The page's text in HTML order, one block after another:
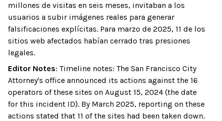
millones de visitas en seis meses, invitaban a los
usuarios a subir imágenes reales para generar
falsificaciones explícitas. Para marzo de 2025, 11 de los
sitios web afectados habían cerrado tras presiones
legales.
Editor Notes: Timeline notes: The San Francisco City
Attorney's office announced its actions against the 16
operators of these sites on August 15, 2024 (the date
for this incident ID). By March 2025, reporting on these
actions stated that 11 of the sites had been taken down.